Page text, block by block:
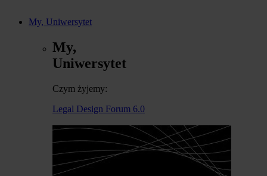
My, Uniwersytet
My,
Uniwersytet
Czym żyjemy:
Legal Design Forum 6.0